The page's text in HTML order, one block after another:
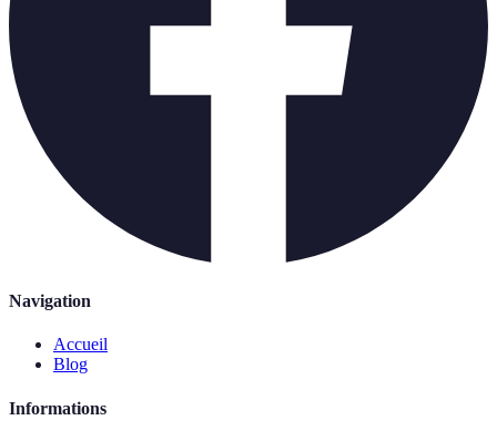
Navigation
Accueil
Blog
Informations